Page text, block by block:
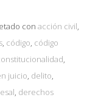
con acción civil,
, código, código
,
juicio, delito,
, derechos